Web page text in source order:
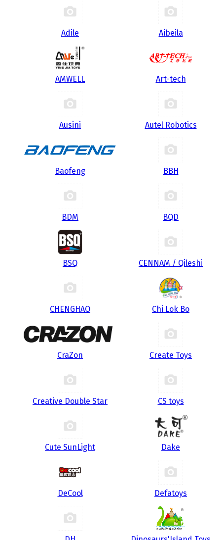
Adile Aibeila
AMWELL Art-tech
Ausini Autel Robotics
Baofeng BBH
BDM BQD
BSQ CENNAM / Qileshi
CHENGHAO Chi Lok Bo
CraZon Create Toys
Creative Double Star CS toys
Cute SunLight Dake
DeCool Defatoys